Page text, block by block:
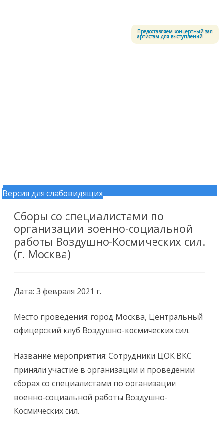
Версия для слабовидящих
Предоставляем концертный зал
артистам для выступлений
Перейти к содержимому
Сборы со специалистами по
организации военно-социальной
работы Воздушно-Космических сил.
(г. Москва)
Дата: 3 февраля 2021 г.
Место проведения: город Москва, Центральный
офицерский клуб Воздушно-космических сил.
Название мероприятия: Сотрудники ЦОК ВКС
приняли участие в организации и проведении
сборах со специалистами по организации
военно-социальной работы Воздушно-
Космических сил.